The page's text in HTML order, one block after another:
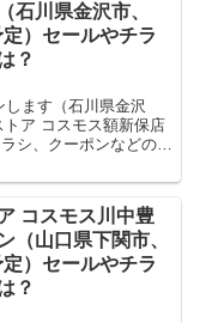
石川県金沢市、
）セールやチラ
？
ます（石川県金沢
ア コスモス額新保店
シ、クーポンなどの情
コスモス川中豊
（山口県下関市、
）セールやチラ
？